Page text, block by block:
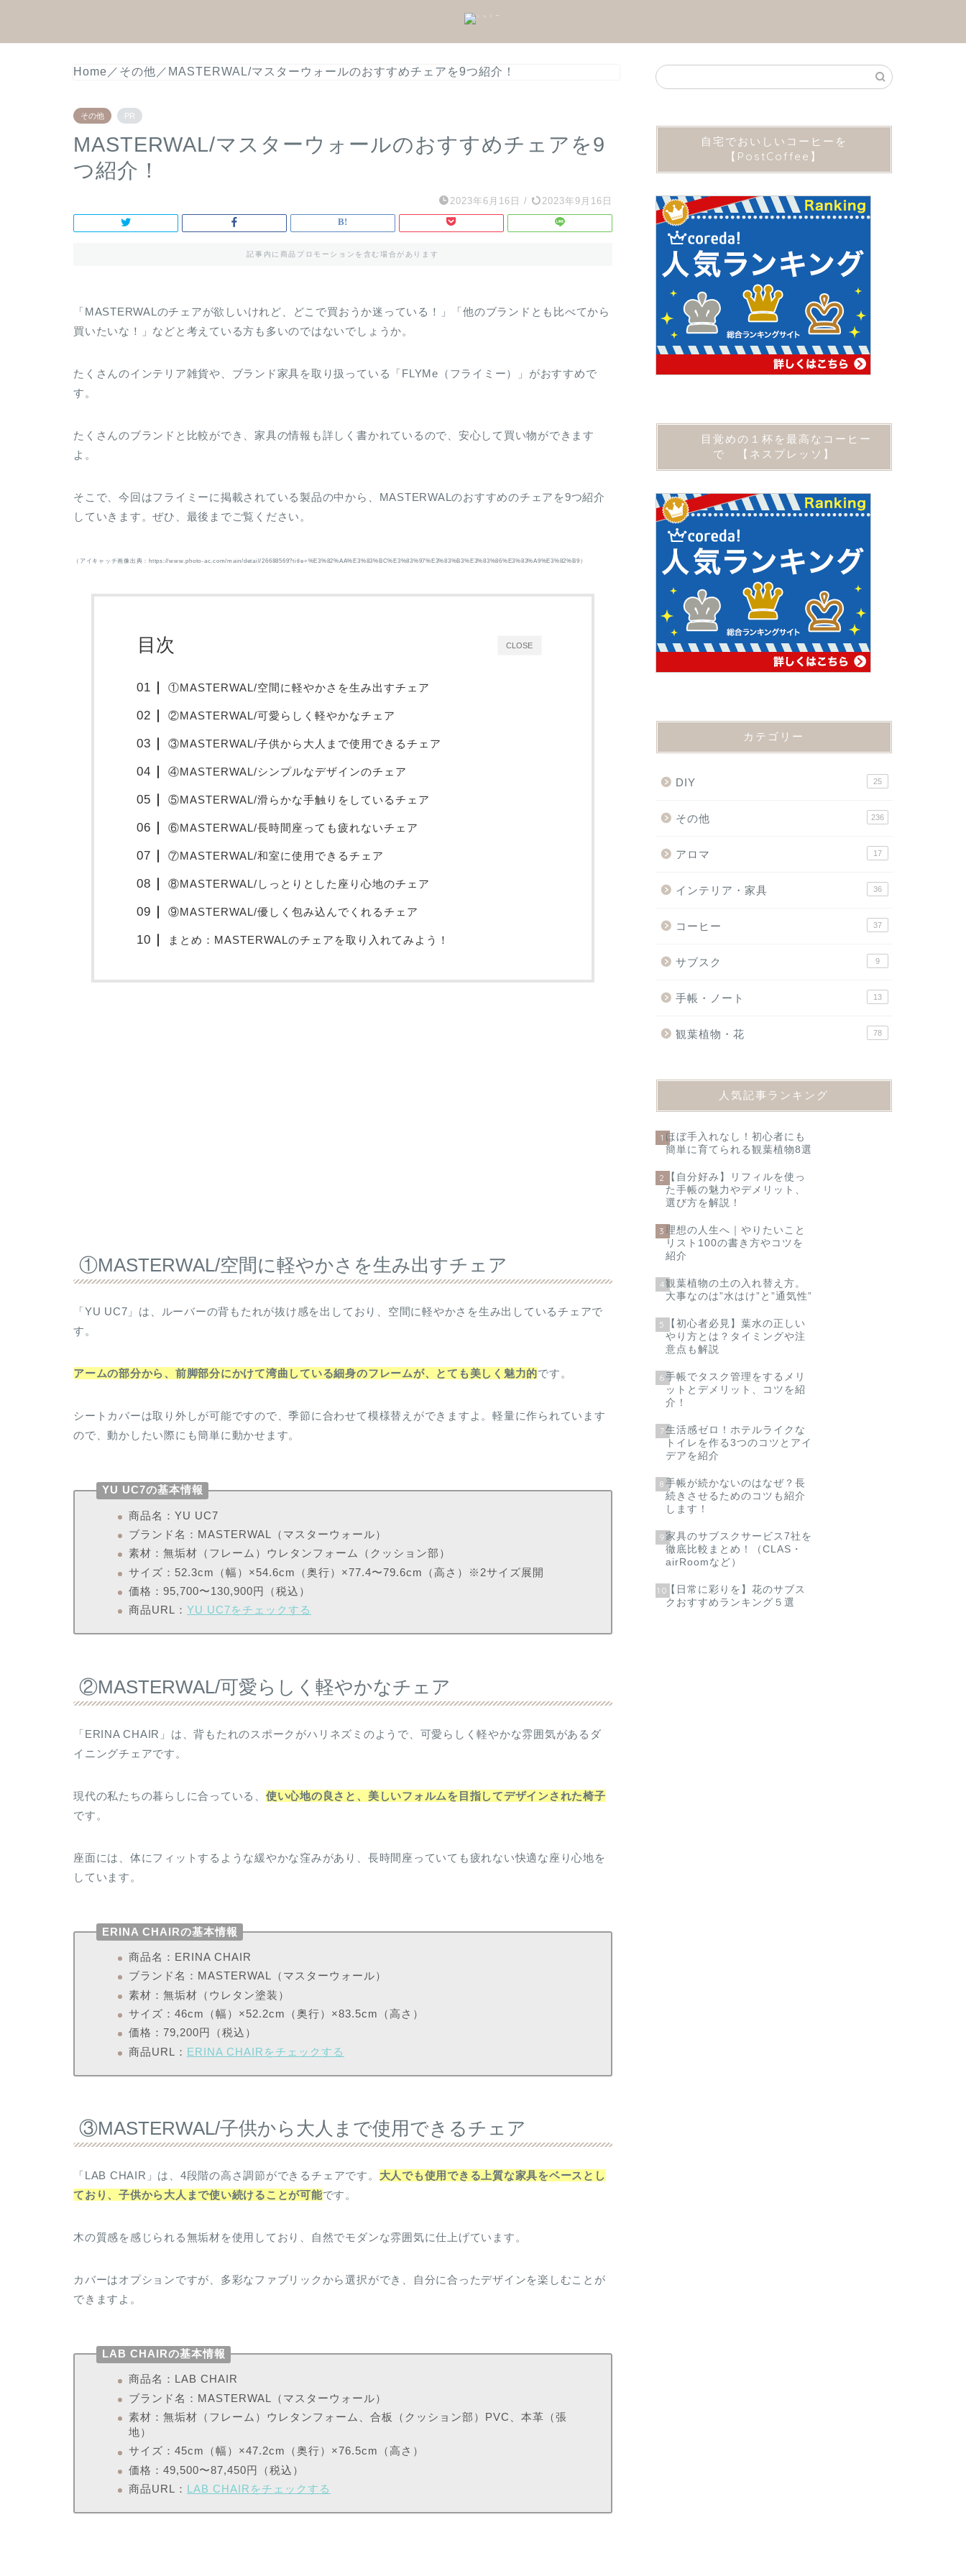
Home ／ その他 ／ MASTERWAL/マスターウォールのおすすめチェアを9つ紹介！
その他 PR
MASTERWAL/マスターウォールのおすすめチェアを9
つ紹介！
2023年6月16日 / 2023年9月16日
記事内に商品プロモーションを含む場合があります
「MASTERWALのチェアが欲しいけれど、どこで買おうか迷っている！」「他のブランドとも比べてから
買いたいな！」などと考えている方も多いのではないでしょうか。
たくさんのインテリア雑貨や、ブランド家具を取り扱っている「FLYMe（フライミー）」がおすすめで
す。
たくさんのブランドと比較ができ、家具の情報も詳しく書かれているので、安心して買い物ができます
よ。
そこで、今回はフライミーに掲載されている製品の中から、MASTERWALのおすすめのチェアを9つ紹介
していきます。ぜひ、最後までご覧ください。
（アイキャッチ画像出典：https://www.photo-ac.com/main/detail/26688569?title=%E3%82%AA%E3%83%BC%E3%83%97%E3%83%B3%E3%83%86%E3%83%A9%E3%82%B9）
CLOSE
目次
①MASTERWAL/空間に軽やかさを生み出すチェア
②MASTERWAL/可愛らしく軽やかなチェア
③MASTERWAL/子供から大人まで使用できるチェア
④MASTERWAL/シンプルなデザインのチェア
⑤MASTERWAL/滑らかな手触りをしているチェア
⑥MASTERWAL/長時間座っても疲れないチェア
⑦MASTERWAL/和室に使用できるチェア
⑧MASTERWAL/しっとりとした座り心地のチェア
⑨MASTERWAL/優しく包み込んでくれるチェア
まとめ：MASTERWALのチェアを取り入れてみよう！
①MASTERWAL/空間に軽やかさを生み出すチェア
「YU UC7」は、ルーバーの背もたれが抜け感を出しており、空間に軽やかさを生み出しているチェアで
す。
アームの部分から、前脚部分にかけて湾曲している細身のフレームが、とても美しく魅力的です。
シートカバーは取り外しが可能ですので、季節に合わせて模様替えができますよ。軽量に作られています
ので、動かしたい際にも簡単に動かせます。
YU UC7の基本情報
商品名：YU UC7
ブランド名：MASTERWAL（マスターウォール）
素材：無垢材（フレーム）ウレタンフォーム（クッション部）
サイズ：52.3cm（幅）×54.6cm（奥行）×77.4〜79.6cm（高さ）※2サイズ展開
価格：95,700〜130,900円（税込）
商品URL： YU UC7をチェックする
②MASTERWAL/可愛らしく軽やかなチェア
「ERINA CHAIR」は、背もたれのスポークがハリネズミのようで、可愛らしく軽やかな雰囲気があるダ
イニングチェアです。
現代の私たちの暮らしに合っている、 使い心地の良さと、美しいフォルムを目指してデザインされた椅子
です。
座面には、体にフィットするような緩やかな窪みがあり、長時間座っていても疲れない快適な座り心地を
しています。
ERINA CHAIRの基本情報
商品名：ERINA CHAIR
ブランド名：MASTERWAL（マスターウォール）
素材：無垢材（ウレタン塗装）
サイズ：46cm（幅）×52.2cm（奥行）×83.5cm（高さ）
価格：79,200円（税込）
商品URL： ERINA CHAIRをチェックする
③MASTERWAL/子供から大人まで使用できるチェア
「LAB CHAIR」は、4段階の高さ調節ができるチェアです。 大人でも使用できる上質な家具をベースとし
ており、子供から大人まで使い続けることが可能です。
木の質感を感じられる無垢材を使用しており、自然でモダンな雰囲気に仕上げています。
カバーはオプションですが、多彩なファブリックから選択ができ、自分に合ったデザインを楽しむことが
できますよ。
LAB CHAIRの基本情報
商品名：LAB CHAIR
ブランド名：MASTERWAL（マスターウォール）
素材：無垢材（フレーム）ウレタンフォーム、合板（クッション部）PVC、本革（張
地）
サイズ：45cm（幅）×47.2cm（奥行）×76.5cm（高さ）
価格：49,500〜87,450円（税込）
商品URL： LAB CHAIRをチェックする
自宅でおいしいコーヒーを
【PostCoffee】
目覚めの１杯を最高なコーヒー
で 【ネスプレッソ】
カテゴリー
DIY 25
その他 236
アロマ 17
インテリア・家具 36
コーヒー 37
サブスク 9
手帳・ノート 13
観葉植物・花 78
人気記事ランキング
1 ほぼ手入れなし！初心者にも
簡単に育てられる観葉植物8選
2
【自分好み】リフィルを使っ
た手帳の魅力やデメリット、
選び方を解説！
3理想の人生へ｜やりたいこと
リスト100の書き方やコツを
紹介
4観葉植物の土の入れ替え方。
大事なのは”水はけ”と”通気性”
5
【初心者必見】葉水の正しい
やり方とは？タイミングや注
意点も解説
6手帳でタスク管理をするメリ
ットとデメリット、コツを紹
介！
7生活感ゼロ！ホテルライクな
トイレを作る3つのコツとアイ
デアを紹介
8手帳が続かないのはなぜ？長
続きさせるためのコツも紹介
します！
9家具のサブスクサービス7社を
徹底比較まとめ！（CLAS・
airRoomなど）
10【日常に彩りを】花のサブス
クおすすめランキング５選